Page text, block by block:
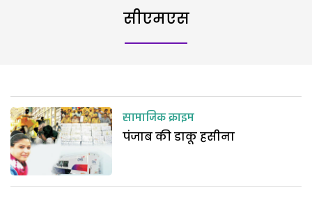
सीएमएस
सामाजिक क्राइम
पंजाब की डाकू हसीना